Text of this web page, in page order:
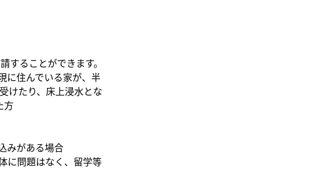
ることができます。
に住んでいる家が、半
けたり、床上浸水とな
方
みがある場合
に問題はなく、留学等